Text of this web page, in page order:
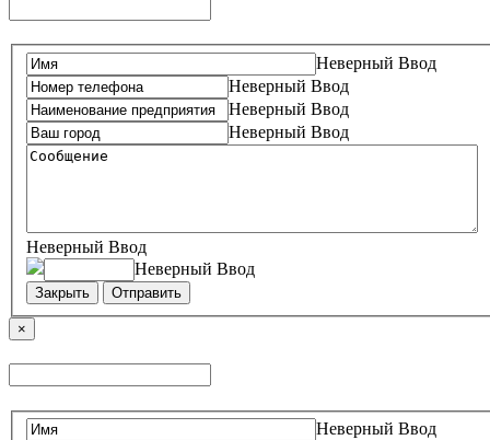
Неверный Ввод
Неверный Ввод
Неверный Ввод
Неверный Ввод
Неверный Ввод
Неверный Ввод
Закрыть Отправить
×
Неверный Ввод